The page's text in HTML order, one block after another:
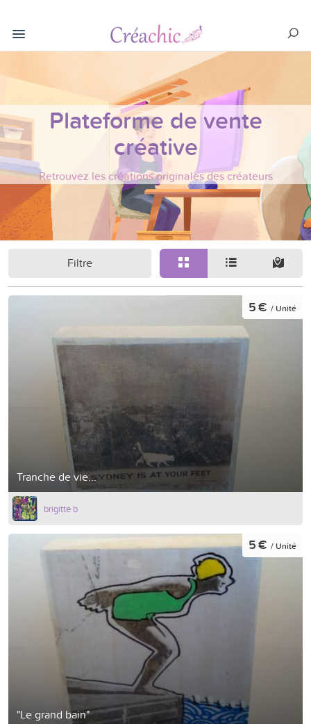
Plateforme de vente
créative
Retrouvez les créations originales des créateurs
Filtre
Tranche de vie...
5 € / Unité
brigitte b
"Le grand bain"
5 € / Unité